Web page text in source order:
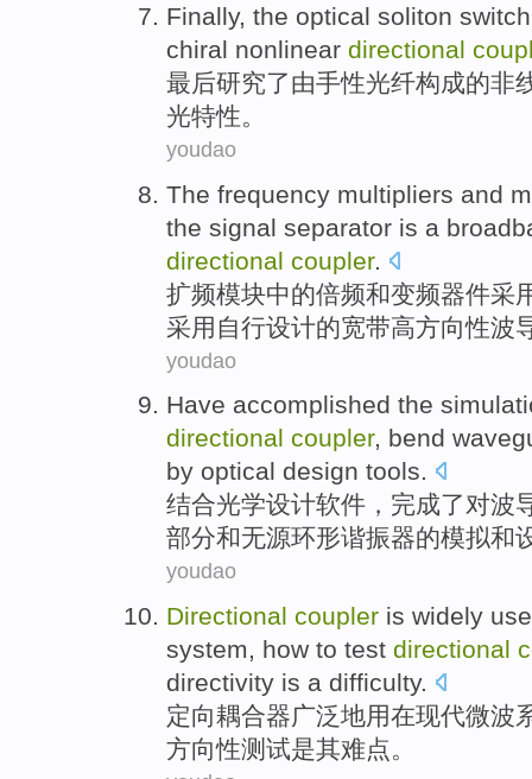
Finally, the optical soliton
chiral nonlinear directional
最后研究了由手性光纤构成的非
光特性。
youdao
The frequency multipliers and
the signal separator is a
directional coupler.
扩频模块中的倍频和变频器件采
采用自行设计的宽带高方向性波
youdao
Have accomplished the
directional coupler, bend
by optical design tools.
结合光学设计软件，完成了对波
部分和无源环形谐振器的模拟和
youdao
Directional coupler is widely
system, how to test directional
directivity is a difficulty.
定向耦合器广泛地用在现代微波
方向性测试是其难点。